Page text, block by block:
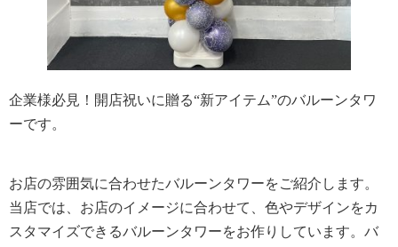
企業様必見！開店祝いに贈る“新アイテム”のバルーンタワ
ーです。
お店の雰囲気に合わせたバルーンタワーをご紹介します。
当店では、お店のイメージに合わせて、色やデザインをカ
スタマイズできるバルーンタワーをお作りしています。バ